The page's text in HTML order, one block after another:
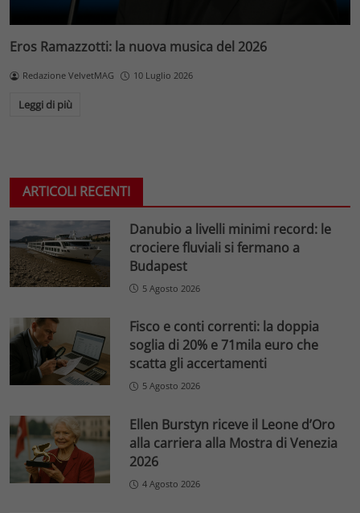
Eros Ramazzotti: la nuova musica del 2026
Redazione VelvetMAG 10 Luglio 2026
Leggi di più
ARTICOLI RECENTI
Danubio a livelli minimi record: le
crociere fluviali si fermano a
Budapest
5 Agosto 2026
Fisco e conti correnti: la doppia
soglia di 20% e 71mila euro che
scatta gli accertamenti
5 Agosto 2026
Ellen Burstyn riceve il Leone d’Oro
alla carriera alla Mostra di Venezia
2026
4 Agosto 2026